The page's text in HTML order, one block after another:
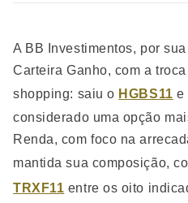
A BB Investimentos, por
Carteira Ganho, com a
shopping: saiu o HGBS11 e
considerado uma opção
Renda, com foco na
mantida sua composição,
TRXF11 entre os oito